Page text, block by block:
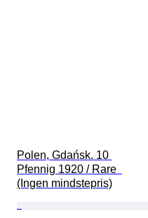
Polen, Gdańsk. 10
Pfennig 1920 / Rare
(Ingen mindstepris)